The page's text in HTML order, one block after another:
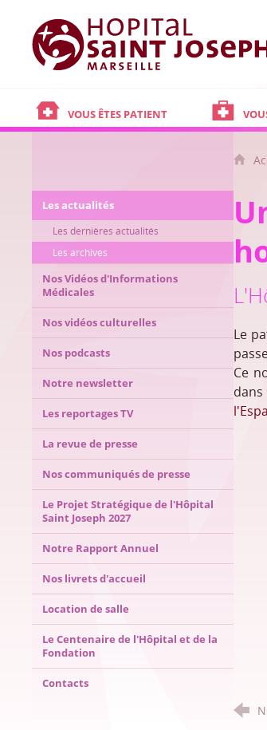
Hôpital Saint
VOUS ÊTES PATIENT
Les actualités
Les dernières actualités
Les archives
Nos Vidéos d'Informations
Médicales
Nos vidéos culturelles
Nos podcasts
Notre newsletter
Les reportages TV
La revue de presse
Nos communiqués de presse
Le Projet Stratégique de l'Hôpital
Saint Joseph 2027
Notre Rapport Annuel
Nos livrets d'accueil
Location de salle
Le Centenaire de l'Hôpital et de la
Fondation
Contacts
Le
Ce